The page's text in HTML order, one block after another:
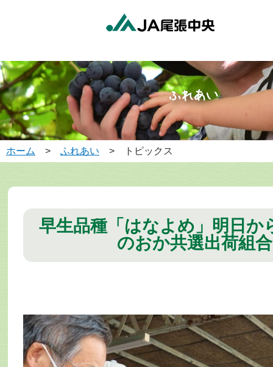
ホーム > ふれあい > トピックス
早生品種「はなよめ」明日
のおか共選出荷組合